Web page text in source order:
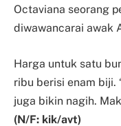
Octaviana seorang
diwawancarai awak
Harga untuk satu
ribu berisi enam biji.
juga bikin nagih.
(N/F: kik/avt)